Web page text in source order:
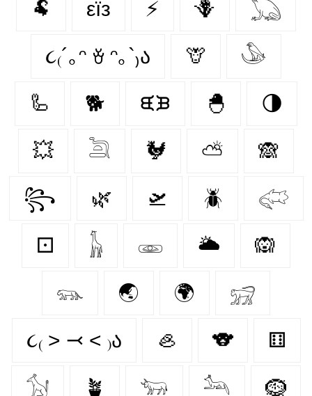
🐏 εїз ⚡ 🪻 𓆏
૮₍´｡ᵔ ꈊ ᵔ｡`₎ა 🦒 𓅇
🦾 🐕 ᙙᙖ 🐣 🌗
💥 𓆖 🐓 ⛅ 🙈
꧂ 🌿 🛫 🪲 𓅾
⚀ 𓃱 𓁾 🌥️ 🙉
𓃮 🌏 🌍 𓃸
૮₍ ˃ ⤙ ˂ ₎ა 🦪 🐨 ⚅
𓃩 🪴 𓃓 𓃢 🪹